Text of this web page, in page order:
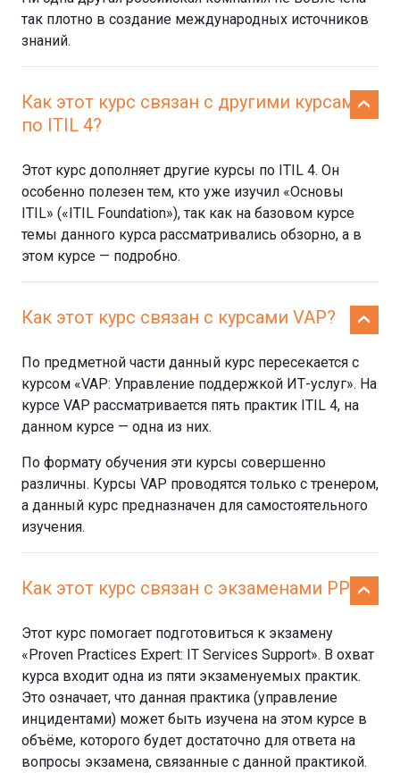
так плотно в создание международных источников
знаний.
Как этот курс связан с другими курсами
по ITIL 4?
Этот курс дополняет другие курсы по ITIL 4. Он
особенно полезен тем, кто уже изучил «Основы
ITIL» («ITIL Foundation»), так как на базовом курсе
темы данного курса рассматривались обзорно, а в
этом курсе — подробно.
Как этот курс связан с курсами VAP?
По предметной части данный курс пересекается с
курсом «VAP: Управление поддержкой ИТ-услуг». На
курсе VAP рассматривается пять практик ITIL 4, на
данном курсе — одна из них.
По формату обучения эти курсы совершенно
различны. Курсы VAP проводятся только с тренером,
а данный курс предназначен для самостоятельного
изучения.
Как этот курс связан с экзаменами PPE?
Этот курс помогает подготовиться к экзамену
«Proven Practices Expert: IT Services Support». В охват
курса входит одна из пяти экзаменуемых практик.
Это означает, что данная практика (управление
инцидентами) может быть изучена на этом курсе в
объёме, которого будет достаточно для ответа на
вопросы экзамена, связанные с данной практикой.